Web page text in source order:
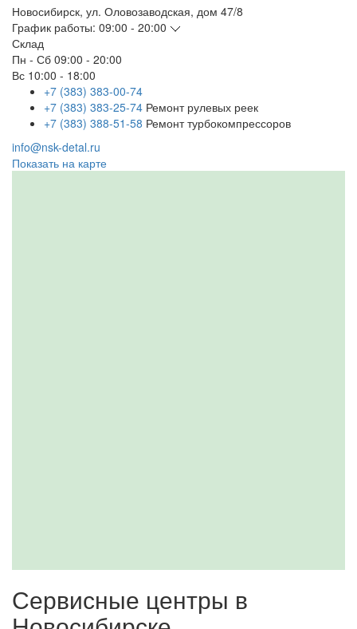
Новосибирск, ул. Оловозаводская, дом 47/8
График работы: 09:00 - 20:00
Склад
Пн - Сб 09:00 - 20:00
Вс 10:00 - 18:00
+7 (383) 383-00-74
+7 (383) 383-25-74 Ремонт рулевых реек
+7 (383) 388-51-58 Ремонт турбокомпрессоров
info@nsk-detal.ru
Показать на карте
Сервисные центры в